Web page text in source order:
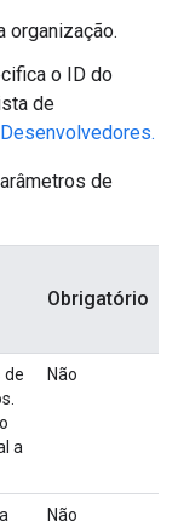
organização.
o ID do
de
de
Obrigatório
de
a
Não
Não